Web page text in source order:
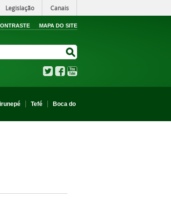
Legislação Canais
MAPA DO SITE
TwitterFacebook
Tefé
Boca do